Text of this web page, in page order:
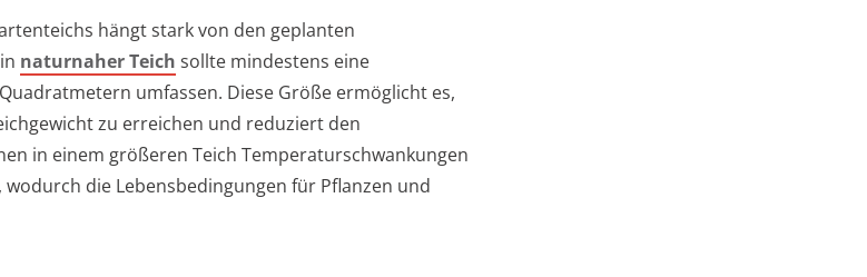
hängt stark von den geplanten
naturnaher Teich sollte mindestens eine
umfassen. Diese Größe ermöglicht es,
zu erreichen und reduziert den
in einem größeren Teich Temperaturschwankungen
die Lebensbedingungen für Pflanzen und